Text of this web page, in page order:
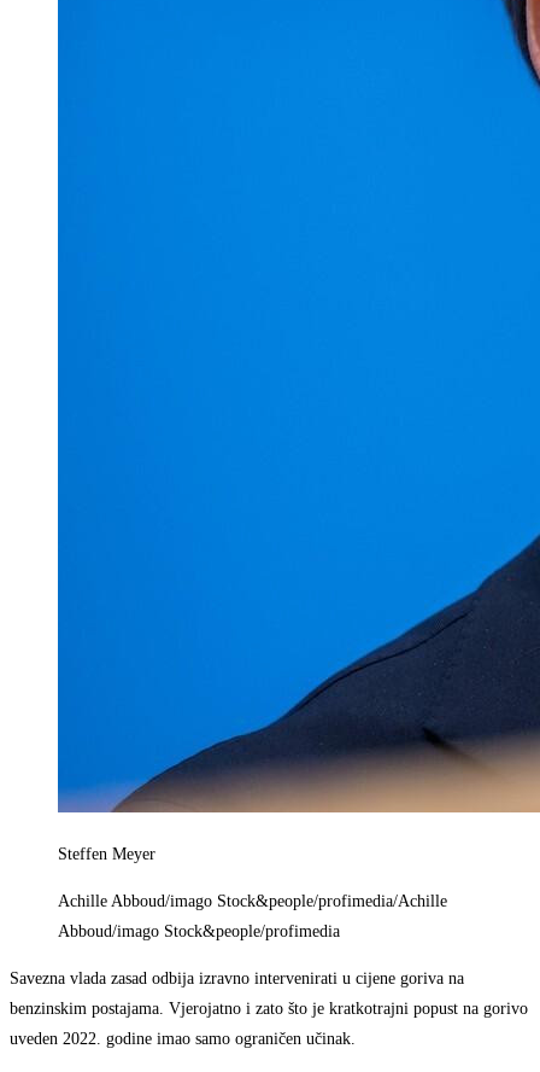
Steffen Meyer
Achille Abboud/imago Stock&people/profimedia/Achille
Abboud/imago Stock&people/profimedia
Savezna vlada zasad odbija izravno intervenirati u cijene goriva na
benzinskim postajama. Vjerojatno i zato što je kratkotrajni popust na gorivo
uveden 2022. godine imao samo ograničen učinak.